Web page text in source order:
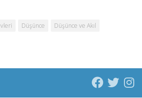
Düşünce
Düşünce ve Akıl